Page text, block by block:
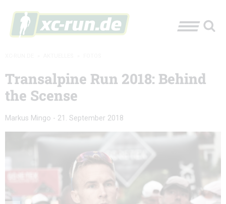
Transalpine Run 2018: Behind
the Scense
Markus Mingo - 21. September 2018